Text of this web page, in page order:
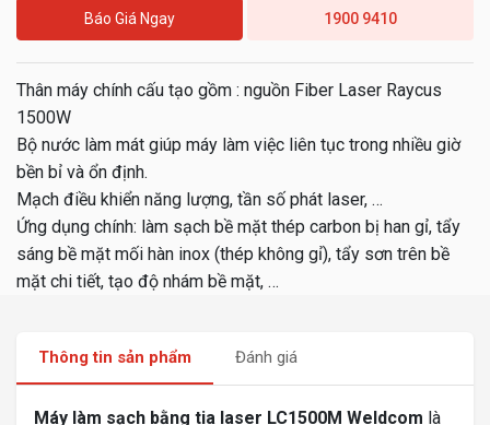
Báo Giá Ngay 1900 9410
Thân máy chính cấu tạo gồm : nguồn Fiber Laser Raycus
1500W
Bộ nước làm mát giúp máy làm việc liên tục trong nhiều giờ
bền bỉ và ổn định.
Mạch điều khiển năng lượng, tần số phát laser, …
Ứng dụng chính: làm sạch bề mặt thép carbon bị han gỉ, tẩy
sáng bề mặt mối hàn inox (thép không gỉ), tẩy sơn trên bề
mặt chi tiết, tạo độ nhám bề mặt, …
Thông tin sản phẩm Đánh giá
Máy làm sạch bằng tia laser LC1500M Weldcom là